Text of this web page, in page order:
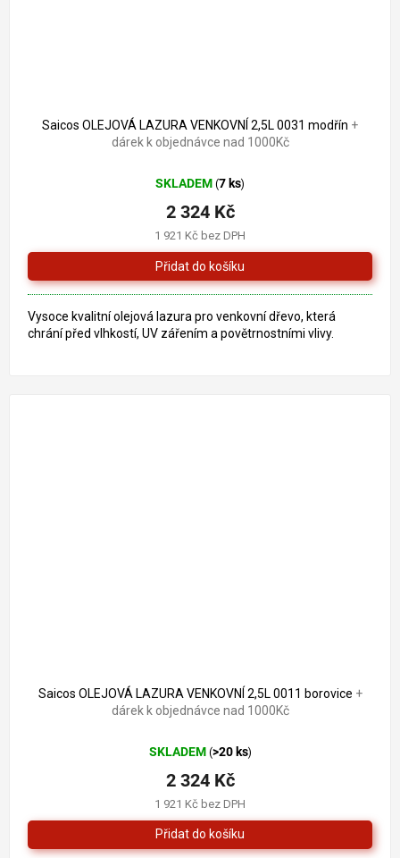
Saicos OLEJOVÁ LAZURA VENKOVNÍ 2,5L 0031 modřín +
dárek k objednávce nad 1000Kč
SKLADEM (7 ks)
1 921 Kč bez DPH
2 324 Kč
Vysoce kvalitní olejová lazura pro venkovní dřevo, která
chrání před vlhkostí, UV zářením a povětrnostními vlivy.
Saicos OLEJOVÁ LAZURA VENKOVNÍ 2,5L 0011 borovice +
dárek k objednávce nad 1000Kč
SKLADEM (>20 ks)
1 921 Kč bez DPH
2 324 Kč